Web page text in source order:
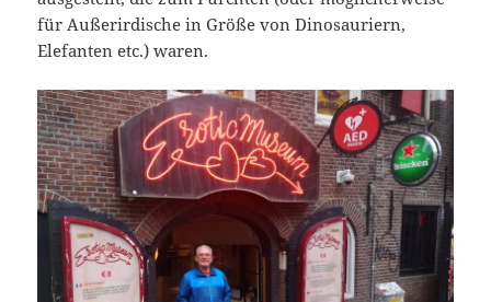
für Außerirdische in Größe von Dinosauriern,
Elefanten etc.) waren.